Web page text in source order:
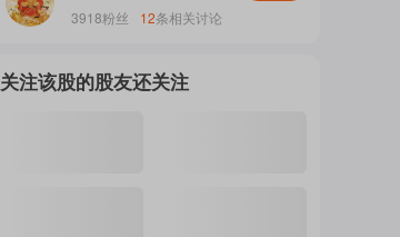
3918粉丝 12条相关讨论
关注该股的股友还关注